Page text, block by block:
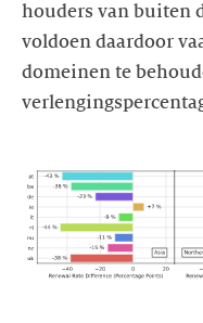
houders van buiten
voldoen daardoor
domeinen te
https://
f_rant_region_00.clear.svg